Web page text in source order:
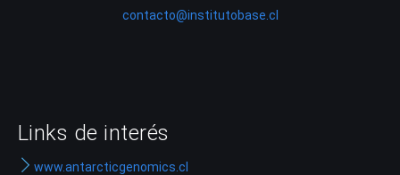
contacto@institutobase.cl
Links de interés
www.antarcticgenomics.cl